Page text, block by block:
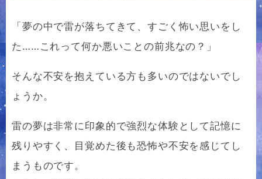
「夢の中で雷が落ちてきて、すごく怖い思いをし
た……これって何か悪いことの前兆なの？」
そんな不安を抱えている方も多いのではないでし
ょうか。
雷の夢は非常に印象的で強烈な体験として記憶に
残りやすく、目覚めた後も恐怖や不安を感じてし
まうものです。